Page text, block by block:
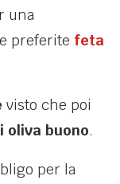
una
preferite feta
visto che poi
oliva buono.
per la